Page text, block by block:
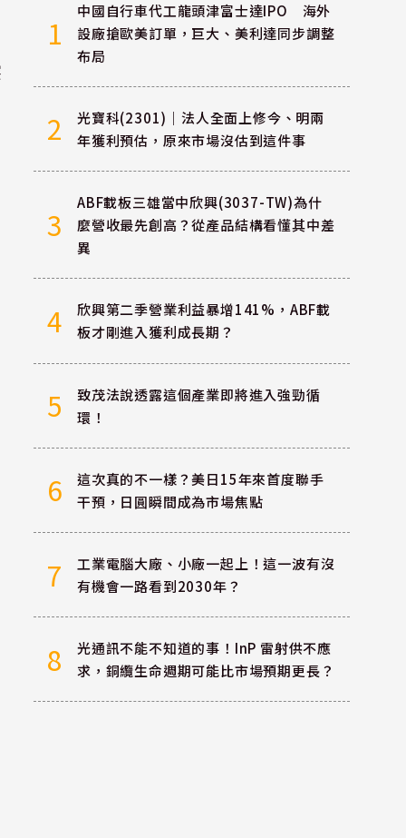
1
中國自行車代工龍頭津富士達IPO 海外
設廠搶歐美訂單，巨大、美利達同步調整
布局
2
光寶科(2301)｜法人全面上修今、明兩
年獲利預估，原來市場沒估到這件事
3
ABF載板三雄當中欣興(3037-TW)為什
麼營收最先創高？從產品結構看懂其中差
異
4
欣興第二季營業利益暴增141%，ABF載
板才剛進入獲利成長期？
5
致茂法說透露這個產業即將進入強勁循
環！
6
這次真的不一樣？美日15年來首度聯手
干預，日圓瞬間成為市場焦點
7
工業電腦大廠、小廠一起上！這一波有沒
有機會一路看到2030年？
8
光通訊不能不知道的事！InP 雷射供不應
求，銅纜生命週期可能比市場預期更長？